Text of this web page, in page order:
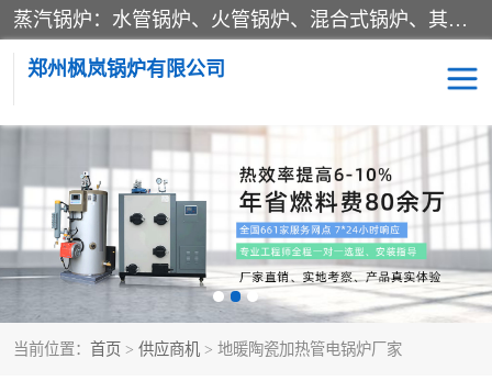
蒸汽锅炉：水管锅炉、火管锅炉、混合式锅炉、其他蒸汽锅炉； 热水锅炉：家用型集中供暖用热水锅炉、其他热水锅炉； 有机热载体锅炉； 船用蒸汽锅炉； （锅炉用辅助设备及装置）蒸汽冷凝器：表面冷凝器、混合式冷凝器、空冷式冷凝器、其他蒸汽冷凝器； 锅炉用辅助设备：节热器、蒸汽收集器、蓄能器、烟垢清除器、气体回收器、泥渣刮除器、空气预热器、其他锅炉用辅助设备；
郑州枫岚锅炉有限公司
当前位置： 首页 > 供应商机 > 地暖陶瓷加热管电锅炉厂家